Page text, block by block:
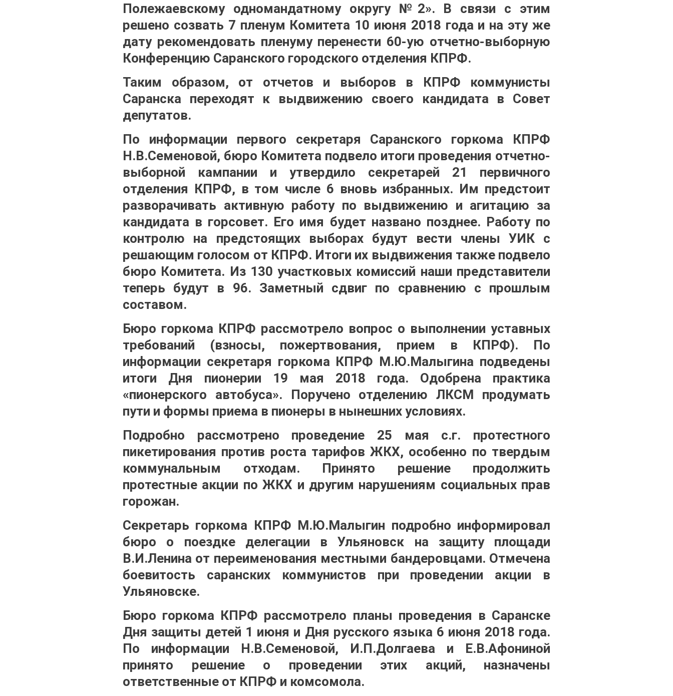
Полежаевскому одномандатному округу №2». В связи с этим
решено созвать 7 пленум Комитета 10 июня 2018 года и на эту же
дату рекомендовать пленуму перенести 60-ую отчетно-выборную
Конференцию Саранского городского отделения КПРФ.
Таким образом, от отчетов и выборов в КПРФ коммунисты
Саранска переходят к выдвижению своего кандидата в Совет
депутатов.
По информации первого секретаря Саранского горкома КПРФ
Н.В.Семеновой, бюро Комитета подвело итоги проведения отчетно-
выборной кампании и утвердило секретарей 21 первичного
отделения КПРФ, в том числе 6 вновь избранных. Им предстоит
разворачивать активную работу по выдвижению и агитацию за
кандидата в горсовет. Его имя будет названо позднее. Работу по
контролю на предстоящих выборах будут вести члены УИК с
решающим голосом от КПРФ. Итоги их выдвижения также подвело
бюро Комитета. Из 130 участковых комиссий наши представители
теперь будут в 96. Заметный сдвиг по сравнению с прошлым
составом.
Бюро горкома КПРФ рассмотрело вопрос о выполнении уставных
требований (взносы, пожертвования, прием в КПРФ). По
информации секретаря горкома КПРФ М.Ю.Малыгина подведены
итоги Дня пионерии 19 мая 2018 года. Одобрена практика
«пионерского автобуса». Поручено отделению ЛКСМ продумать
пути и формы приема в пионеры в нынешних условиях.
Подробно рассмотрено проведение 25 мая с.г. протестного
пикетирования против роста тарифов ЖКХ, особенно по твердым
коммунальным отходам. Принято решение продолжить
протестные акции по ЖКХ и другим нарушениям социальных прав
горожан.
Секретарь горкома КПРФ М.Ю.Малыгин подробно информировал
бюро о поездке делегации в Ульяновск на защиту площади
В.И.Ленина от переименования местными бандеровцами. Отмечена
боевитость саранских коммунистов при проведении акции в
Ульяновске.
Бюро горкома КПРФ рассмотрело планы проведения в Саранске
Дня защиты детей 1 июня и Дня русского языка 6 июня 2018 года.
По информации Н.В.Семеновой, И.П.Долгаева и Е.В.Афониной
принято решение о проведении этих акций, назначены
ответственные от КПРФ и комсомола.